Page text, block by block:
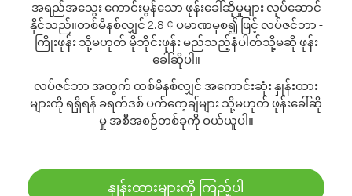
အရည်အသွေး ကောင်းမွန်သော ဖုန်းခေါ်ဆိုမှုများ လုပ်ဆောင်
နိုင်သည်။တစ်မိနစ်လျှင် 2.8 ¢ ပမာဏမှစ၍ ဖြင့် လပ်ဇင်ဘာ -
ကြိုးဖုန်း သို့မဟုတ် မိုဘိုင်းဖုန်း မည်သည့်နံပါတ်သို့မဆို ဖုန်း
ခေါ်ဆိုပါ။
လပ်ဇင်ဘာ အတွက် တစ်မိနစ်လျှင် အကောင်းဆုံး နှုန်းထား
များကို ရရှိရန် ခရက်ဒစ် ပက်ကေ့ချ်များ သို့မဟုတ် ဖုန်းခေါ်ဆို
မှု အစီအစဉ်တစ်ခုကို ဝယ်ယူပါ။
နှုန်းထားများကို ကြည့်ပါ